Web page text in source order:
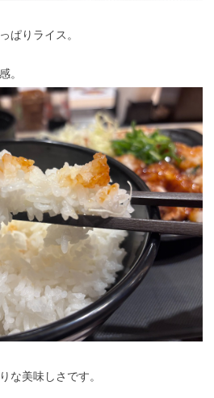
ぱりライス。
。
な美味しさです。